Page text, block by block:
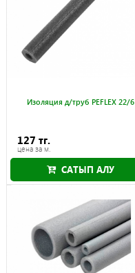
Изоляция д/труб PEFLEX 22/6
127 тг.
цена за м.
САТЫП АЛУ